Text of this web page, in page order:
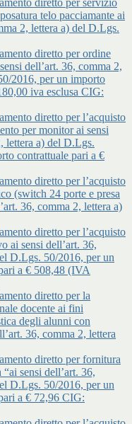
diretto per servizio
telo pacciamante ai
2, lettera a) del D.Lgs.
diretto per ordine
dell’art. 36, comma 2,
2016, per un importo
iva esclusa CIG:
diretto per l’acquisto
per monitor ai sensi
lettera a) del D.Lgs.
contrattuale pari a €
diretto per l’acquisto
(switch 24 porte e presa
36, comma 2, lettera a)
diretto per l’acquisto
ai sensi dell’art. 36,
D.Lgs. 50/2016, per un
a € 508,48 (IVA
diretto per la
docente ai fini
degli alunni con
36, comma 2, lettera
diretto per fornitura
sensi dell’art. 36,
D.Lgs. 50/2016, per un
a € 72,96 CIG: